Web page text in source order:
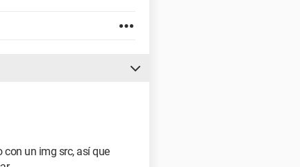
con un img src, así que